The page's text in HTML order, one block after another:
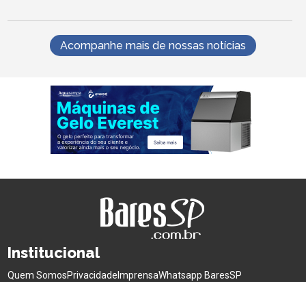
Acompanhe mais de nossas notícias
Institucional
Quem SomosPrivacidade ImprensaWhatsapp BaresSP